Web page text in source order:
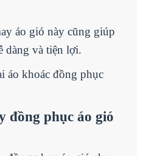
áo gió này cũng giúp
dàng và tiện lợi.
áo khoác đồng phục
đồng phục áo gió